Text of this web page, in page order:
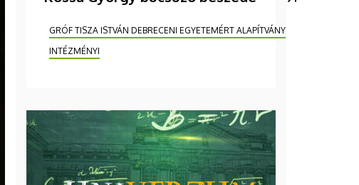
GRÓF TISZA ISTVÁN DEBRECENI EGYETEMÉRT ALAPÍTVÁNY
INTÉZMÉNYI